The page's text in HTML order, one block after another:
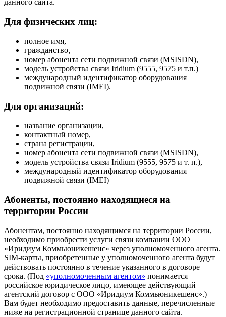
данного сайта.
Для физических лиц:
полное имя,
гражданство,
номер абонента сети подвижной связи (MSISDN),
модель устройства связи Iridium (9555, 9575 и т.п.)
международный идентификатор оборудования
подвижной связи (IMEI).
Для организаций:
название организации,
контактный номер,
страна регистрации,
номер абонента сети подвижной связи (MSISDN),
модель устройства связи Iridium (9555, 9575 и т. п.),
международный идентификатор оборудования
подвижной связи (IMEI)
Абоненты, постоянно находящиеся на
территории России
Абонентам, постоянно находящимся на территории России,
необходимо приобрести услуги связи компании ООО
«Иридиум Коммьюникешенс» через уполномоченного агента.
SIM-карты, приобретенные у уполномоченного агента будут
действовать постоянно в течение указанного в договоре
срока. (Под «уполномоченным агентом» понимается
российское юридическое лицо, имеющее действующий
агентский договор с ООО «Иридиум Коммьюникешенс».)
Вам будет необходимо предоставить данные, перечисленные
ниже на регистрационной странице данного сайта.